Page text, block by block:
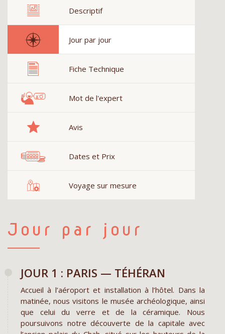
Descriptif
Jour par jour
Fiche Technique
Mot de l'expert
Avis
Dates et Prix
Voyage sur mesure
Jour par jour
JOUR 1 : PARIS — TÉHÉRAN
Accueil à l’aéroport et installation à l’hôtel. Dans la
matinée, nous visitons le musée archéologique, ainsi
que celui du verre et de la céramique. Nous
poursuivons notre découverte de la capitale avec